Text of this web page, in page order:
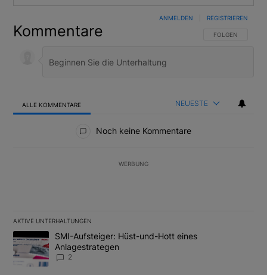
Kommentare FOLGE DIESER
FOLGEN
ANMELDEN REGISTRIEREN
ALLE KOMMENTARE NEUESTE
Noch keine Kommentare
WERBUNG
AKTIVE UNTERHALTUNGEN
Das Folgende ist eine Liste der am meisten kommentierten
Ein Trendartikel mit dem Titel "SMI-Aufsteiger: Hüst-und-Hott
SMI-Aufsteiger: Hüst-und-Hott eines
Anlagestrategen
2